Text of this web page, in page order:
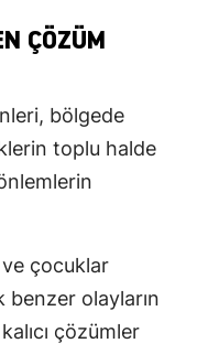
ÇÖZÜM
bölgede
toplu halde
ve çocuklar
benzer olayların
çözümler